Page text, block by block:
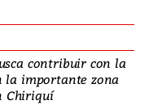
contribuir con la
la importante zona
Chiriquí